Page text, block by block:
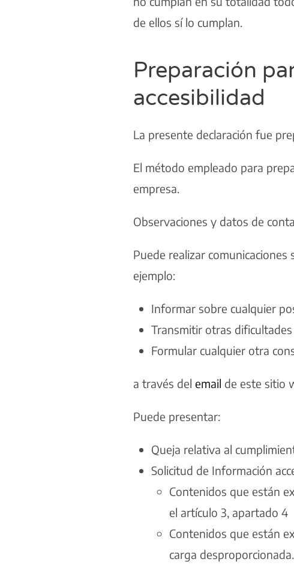
de ellos sí lo cumplan.
Preparación
accesibilidad
La presente declaración fue
El método empleado para
empresa.
Observaciones y datos de
Puede realizar comunicaciones
ejemplo:
Informar sobre cualquier
Transmitir otras
Formular cualquier otra
a través del email de este sitio
Puede presentar:
Queja relativa al
Solicitud de Información
Contenidos que están
el artículo 3, apartado 4
Contenidos que están
carga desproporcionada.